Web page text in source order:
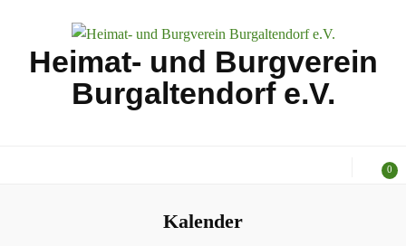
Heimat- und Burgverein
Burgaltendorf e.V.
0
Kalender